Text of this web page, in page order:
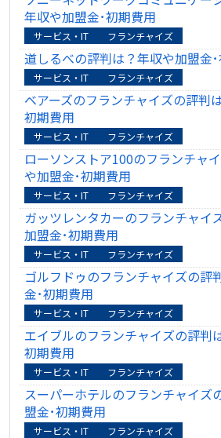
年収や加盟金･初期費用
サービス・IT フランチャイズ
道しるべの評判は？年収や加盟金
サービス・IT フランチャイズ
ベアーズのフランチャイズの評判
初期費用
サービス・IT フランチャイズ
ローソンストア100のフランチャ
や加盟金･初期費用
サービス・IT フランチャイズ
ガッツレンタカーのフランチャイ
加盟金･初期費用
サービス・IT フランチャイズ
ゴルフドゥのフランチャイズの評
金･初期費用
サービス・IT フランチャイズ
エイブルのフランチャイズの評判
初期費用
サービス・IT フランチャイズ
スーパーホテルのフランチャイズ
盟金･初期費用
サービス・IT フランチャイズ